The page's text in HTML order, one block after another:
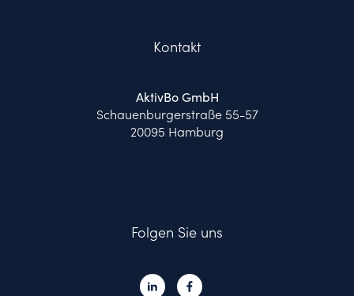
Kontakt
AktivBo GmbH
Schauenburgerstraße 55-57
20095 Hamburg
Folgen Sie uns